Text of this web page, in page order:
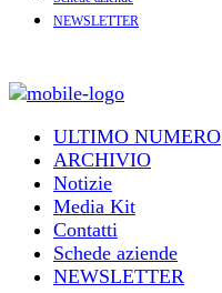
NEWSLETTER
ULTIMO NUMERO
ARCHIVIO
Notizie
Media Kit
Contatti
Schede aziende
NEWSLETTER